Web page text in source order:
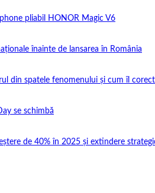
pliabil HONOR Magic V6
înainte de lansarea în România
din spatele fenomenului și cum îl
se schimbă
de 40% în 2025 și extindere